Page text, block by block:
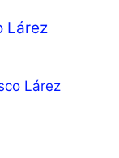
Lárez